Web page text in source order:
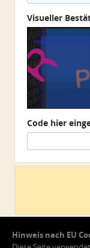
Visueller
Code hier
Hinweis nach EU